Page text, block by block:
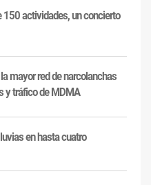
150 actividades, un concierto
mayor red de narcolanchas
y tráfico de MDMA
en hasta cuatro